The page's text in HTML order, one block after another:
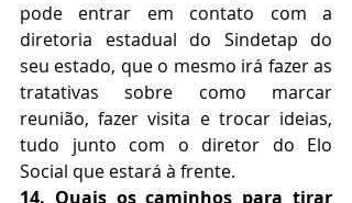
pode entrar em contato com a
diretoria estadual do Sindetap do
seu estado, que o mesmo irá fazer as
tratativas sobre como marcar
reunião, fazer visita e trocar ideias,
tudo junto com o diretor do Elo
Social que estará à frente.
14. Quais os caminhos para tirar